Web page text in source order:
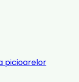
picioarelor